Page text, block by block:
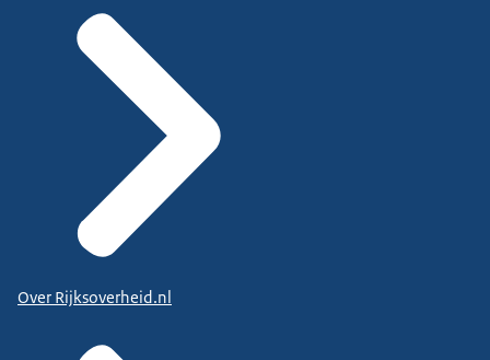
Over Rijksoverheid.nl